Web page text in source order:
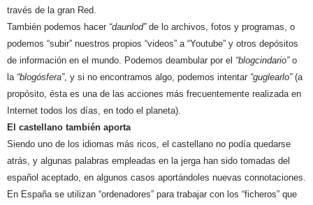
través de la gran Red.
También podemos hacer “daunlod”de lo archivos, fotos y programas, o
podemos “subir” nuestros propios “videos” a “Youtube” y otros depósitos
de información en el mundo. Podemos deambular por el “blogcindario”o
la “blogósfera”, y si no encontramos algo, podemos intentar “guglearlo”(a
propósito, ésta es una de las acciones más frecuentemente realizada en
Internet todos los días, en todo el planeta).
El castellano también aporta
Siendo uno de los idiomas más ricos, el castellano no podía quedarse
atrás, y algunas palabras empleadas en la jerga han sido tomadas del
español aceptado, en algunos casos aportándoles nuevas connotaciones.
En España se utilizan “ordenadores” para trabajar con los “ficheros” que